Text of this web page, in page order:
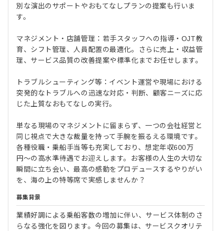
別な演出のサポートやおもてなしプランの提案も行いま
す。
マネジメント・店舗管理：若手スタッフへの指導・OJT教
育、シフト管理、人員配置の最適化。さらに売上・収益管
理、サービス品質の改善提案や標準化までお任せします。
トラブルシューティング等：イベント運営や現場における
突発的なトラブルへの迅速な対応・判断、顧客ニーズに応
じた上質なおもてなしの実行。
単なる現場のマネジメントに留まらず、一つの会社経営と
同じ視点で大きな裁量を持って手腕を振るえる環境です。
各種役職・乗船手当等も充実しており、想定年収600万
円〜の高水準待遇でお迎えします。お客様の人生の大切な
瞬間に立ち会い、最高の感動をプロデュースするやりがい
を、海の上の特等席で実感しませんか？
募集背景
業績好調による乗船客数の増加に伴い、サービス体制のさ
らなる強化を図ります。今回の募集は、サービスクオリテ